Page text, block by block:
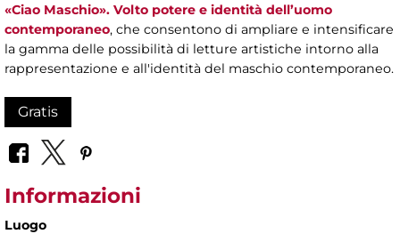
«Ciao Maschio». Volto potere e identità dell’uomo
contemporaneo, che consentono di ampliare e intensificare
la gamma delle possibilità di letture artistiche intorno alla
rappresentazione e all'identità del maschio contemporaneo.
Gratis
Informazioni
Luogo